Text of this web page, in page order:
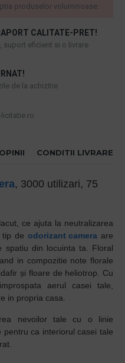
CALITATE-PRET!
suport eficient si o livrare
de la achizitie
produselor voluminoase.
OPINII CONDITII LIVRARE
, 3000 utilizari, 75
ce ajuta la neutralizarea
tip deodorizant camera are
spatiu din locuinta ta. Floral
in compozitie note florale
și floare de heliotrop . Cu
aerul casei tale,
in propria casa.
nevoilor tale cu o linie
ca interiorul casei tale